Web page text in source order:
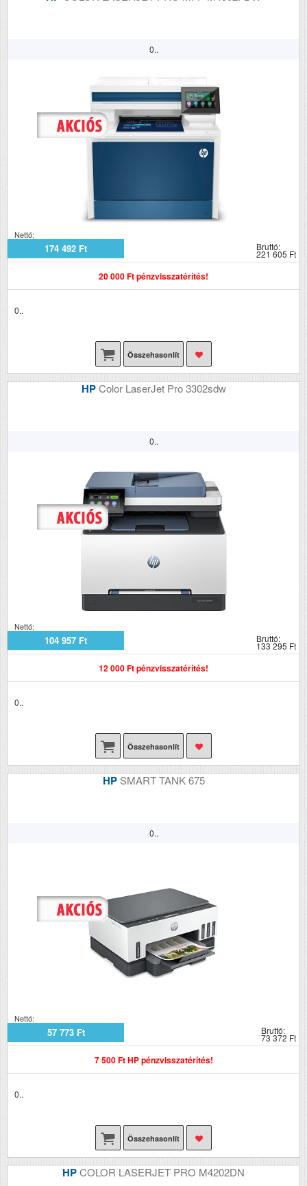
0..
Nettó:
174 492 Ft Bruttó:
221 605 Ft
20 000 Ft pénzvisszatérítés!
0..
Összehasonlít
HPColor LaserJet Pro 3302sdw
0..
Nettó:
104 957 Ft Bruttó:
133 295 Ft
12 000 Ft pénzvisszatérítés!
0..
Összehasonlít
HP SMART TANK 675
0..
Nettó:
57 773 Ft Bruttó:
73 372 Ft
7 500 Ft HP pénzvisszatérítés!
0..
Összehasonlít
HPCOLOR LASERJET PRO M4202DN